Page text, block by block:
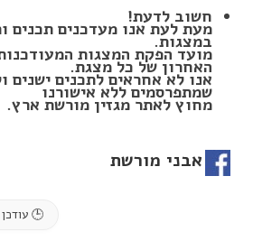
חשוב לדעת!
מעת לעת אנו מעדכנים תכנים
במצגות.
מועד הפקת המצגות
האחרון של כל מצגת.
אנו לא אחראים לתכנים ישנים
שמתפרסמים ללא אישורנו
מחוץ לאתר מגזין מורשת ארץ.
אבני מורשת
🕒